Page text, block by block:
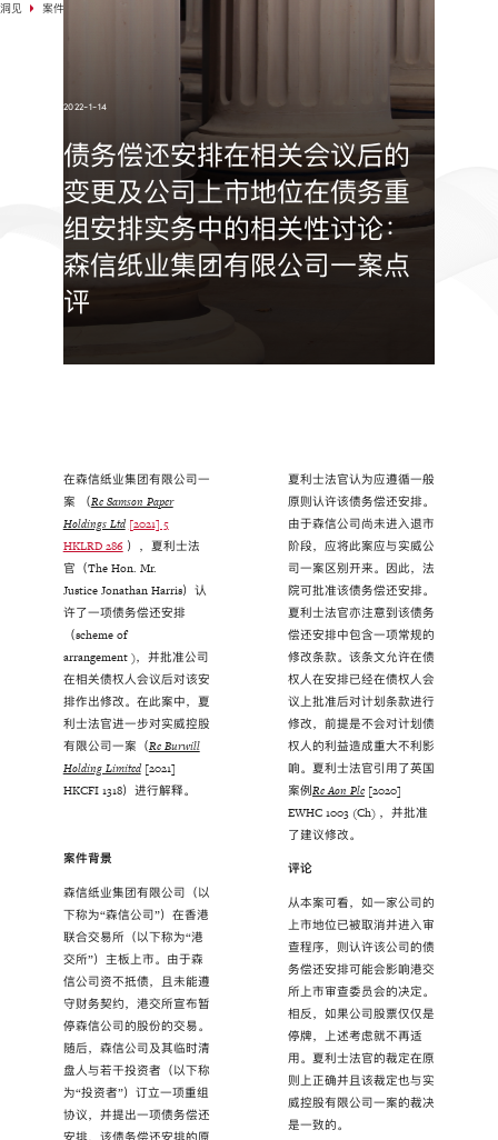
洞见 案件选例
2022-1-14
债务偿还安排在相关会议后的
变更及公司上市地位在债务重
组安排实务中的相关性讨论：
森信纸业集团有限公司一案点
评
在森信纸业集团有限公司一
案 （Re Samson Paper
Holdings Ltd [2021] 5
HKLRD 286），夏利士法
官（The Hon. Mr.
Justice Jonathan Harris）认
许了一项债务偿还安排
（scheme of
arrangement )，并批准公司
在相关债权人会议后对该安
排作出修改。在此案中，夏
利士法官进一步对实威控股
有限公司一案（Re Burwill
Holding Limited[2021]
HKCFI 1318）进行解释。
案件背景
森信纸业集团有限公司（以
下称为“森信公司”）在香港
联合交易所（以下称为“港
交所”）主板上市。由于森
信公司资不抵债，且未能遵
守财务契约，港交所宣布暂
停森信公司的股份的交易。
随后，森信公司及其临时清
盘人与若干投资者（以下称
为“投资者”）订立一项重组
协议，并提出一项债务偿还
夏利士法官认为应遵循一般
原则认许该债务偿还安排。
由于森信公司尚未进入退市
阶段，应将此案应与实威公
司一案区别开来。因此，法
院可批准该债务偿还安排。
夏利士法官亦注意到该债务
偿还安排中包含一项常规的
修改条款。该条文允许在债
权人在安排已经在债权人会
议上批准后对计划条款进行
修改，前提是不会对计划债
权人的利益造成重大不利影
响。夏利士法官引用了英国
案例Re Aon Plc [2020]
EWHC 1003 (Ch) ，并批准
了建议修改。
评论
从本案可看，如一家公司的
上市地位已被取消并进入审
查程序，则认许该公司的债
务偿还安排可能会影响港交
所上市审查委员会的决定。
相反，如果公司股票仅仅是
停牌，上述考虑就不再适
用。夏利士法官的裁定在原
则上正确并且该裁定也与实
威控股有限公司一案的裁决
是一致的。